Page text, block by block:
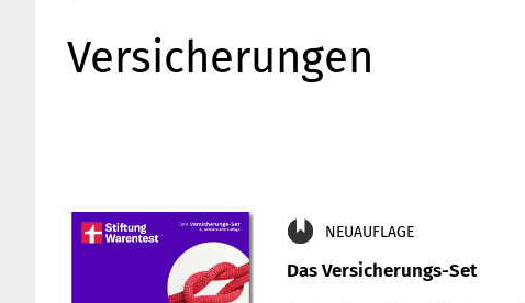
Versicherungen
NEUAUFLAGE
Das Versicherungs-Set